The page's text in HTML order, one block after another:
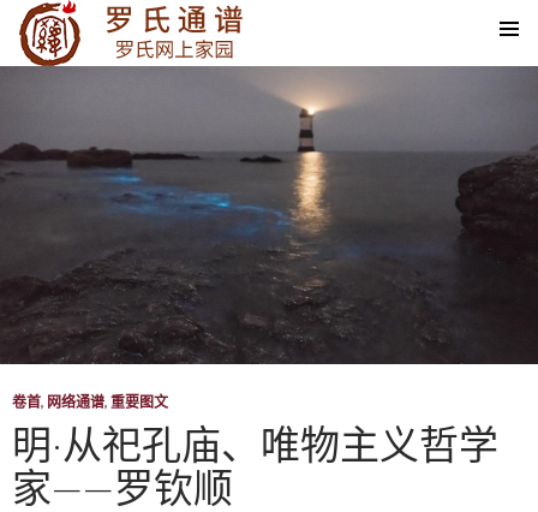
SKIP TO CONTENT
卷首, 网络通谱, 重要图文
明·从祀孔庙、唯物主义哲学
家——罗钦顺